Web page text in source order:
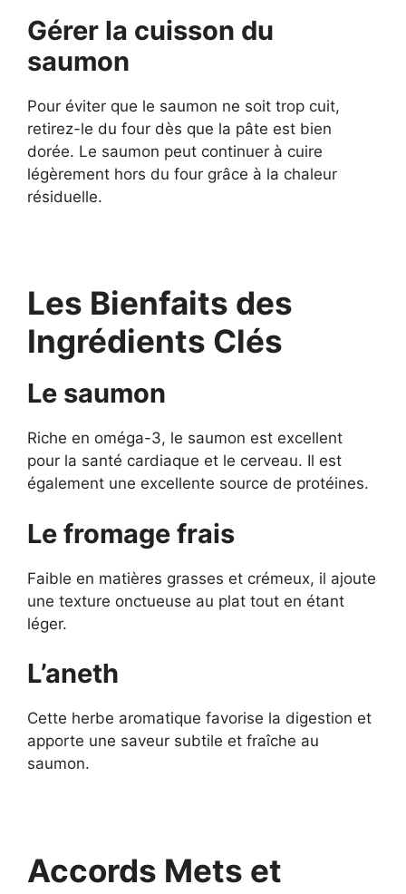
Gérer la cuisson du
saumon
Pour éviter que le saumon ne soit trop cuit,
retirez-le du four dès que la pâte est bien
dorée. Le saumon peut continuer à cuire
légèrement hors du four grâce à la chaleur
résiduelle.
Les Bienfaits des
Ingrédients Clés
Le saumon
Riche en oméga-3, le saumon est excellent
pour la santé cardiaque et le cerveau. Il est
également une excellente source de protéines.
Le fromage frais
Faible en matières grasses et crémeux, il ajoute
une texture onctueuse au plat tout en étant
léger.
L’aneth
Cette herbe aromatique favorise la digestion et
apporte une saveur subtile et fraîche au
saumon.
Accords Mets et